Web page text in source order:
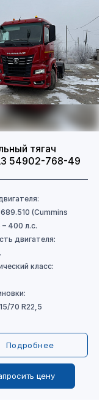
тягач
54902-768-49
Подробнее
цену